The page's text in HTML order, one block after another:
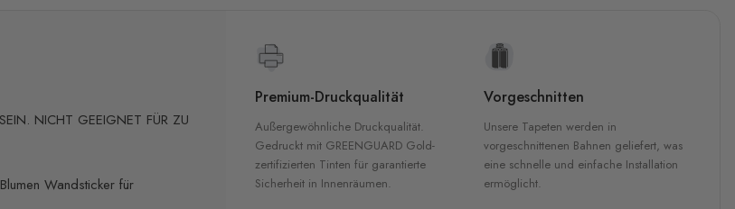
NICHT GEEIGNET FÜR ZU
Wandsticker für
Premium-Druckqualität
Außergewöhnliche Druckqualität.
Gedruckt mit GREENGUARD Gold-
zertifizierten Tinten für garantierte
Sicherheit in Innenräumen.
Vorgeschnitten
Unsere Tapeten werden in
vorgeschnittenen Bahnen geliefert, was
eine schnelle und einfache Installation
ermöglicht.